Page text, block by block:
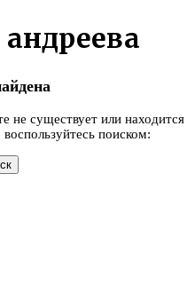
существует или находится
поиском: